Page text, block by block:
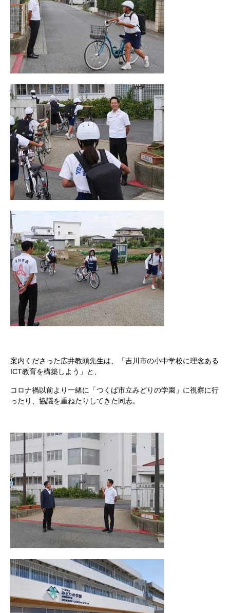
案内くださった広井教頭先生は、「吉川市の小中学校に理念ある
ICT教育を構築しよう」と、
コロナ禍以前より一緒に「つくば市立みどりの学園」に視察に行
ったり、協議を重ねたりしてきた同志。